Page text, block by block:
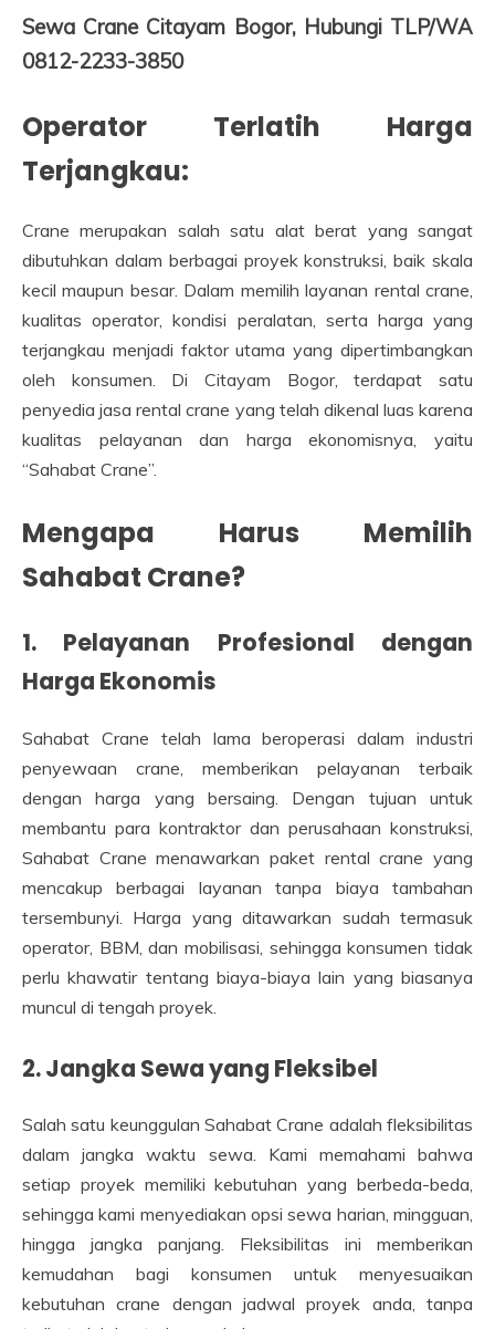
Sewa Crane Citayam Bogor, Hubungi TLP/WA
0812-2233-3850
Operator Terlatih Harga
Terjangkau:
Crane merupakan salah satu alat berat yang sangat
dibutuhkan dalam berbagai proyek konstruksi, baik skala
kecil maupun besar. Dalam memilih layanan rental crane,
kualitas operator, kondisi peralatan, serta harga yang
terjangkau menjadi faktor utama yang dipertimbangkan
oleh konsumen. Di Citayam Bogor, terdapat satu
penyedia jasa rental crane yang telah dikenal luas karena
kualitas pelayanan dan harga ekonomisnya, yaitu
“Sahabat Crane”.
Mengapa Harus Memilih
Sahabat Crane?
1. Pelayanan Profesional dengan
Harga Ekonomis
Sahabat Crane telah lama beroperasi dalam industri
penyewaan crane, memberikan pelayanan terbaik
dengan harga yang bersaing. Dengan tujuan untuk
membantu para kontraktor dan perusahaan konstruksi,
Sahabat Crane menawarkan paket rental crane yang
mencakup berbagai layanan tanpa biaya tambahan
tersembunyi. Harga yang ditawarkan sudah termasuk
operator, BBM, dan mobilisasi, sehingga konsumen tidak
perlu khawatir tentang biaya-biaya lain yang biasanya
muncul di tengah proyek.
2. Jangka Sewa yang Fleksibel
Salah satu keunggulan Sahabat Crane adalah fleksibilitas
dalam jangka waktu sewa. Kami memahami bahwa
setiap proyek memiliki kebutuhan yang berbeda-beda,
sehingga kami menyediakan opsi sewa harian, mingguan,
hingga jangka panjang. Fleksibilitas ini memberikan
kemudahan bagi konsumen untuk menyesuaikan
kebutuhan crane dengan jadwal proyek anda, tanpa